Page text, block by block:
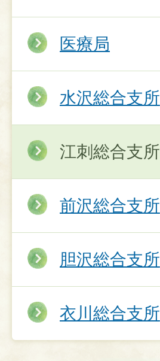
医療局
水沢総合支所
江刺総合支所
前沢総合支所
胆沢総合支所
衣川総合支所